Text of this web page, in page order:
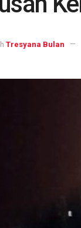
Tresyana Bulan